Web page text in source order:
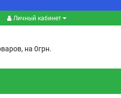
Личный кабинет
на 0грн.